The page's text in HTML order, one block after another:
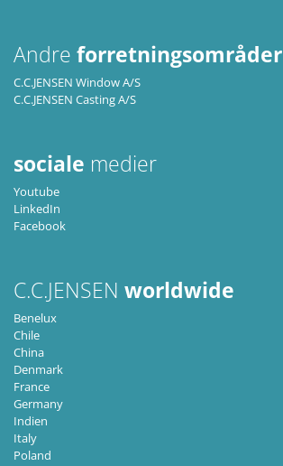
Andre forretningsområder
C.C.JENSEN Window A/S
C.C.JENSEN Casting A/S
sociale medier
Youtube
LinkedIn
Facebook
C.C.JENSEN worldwide
Benelux
Chile
China
Denmark
France
Germany
Indien
Italy
Poland